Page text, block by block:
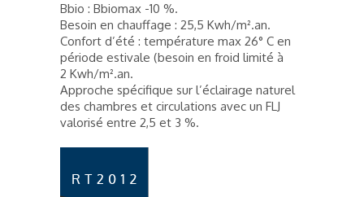
Bbio : Bbiomax -10 %.
Besoin en chauffage : 25,5 Kwh/m².an.
Confort d’été : température max 26° C en
période estivale (besoin en froid limité à
2 Kwh/m².an.
Approche spécifique sur l’éclairage naturel
des chambres et circulations avec un FLJ
valorisé entre 2,5 et 3 %.